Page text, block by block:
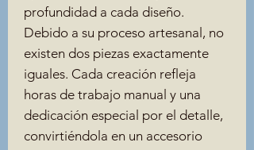
profundidad a cada diseño.
Debido a su proceso artesanal, no
existen dos piezas exactamente
iguales. Cada creación refleja
horas de trabajo manual y una
dedicación especial por el detalle,
convirtiéndola en un accesorio